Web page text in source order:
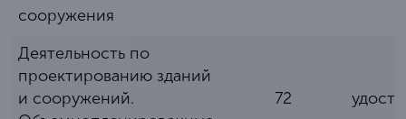
сооружения
Деятельность по
проектированию зданий
и сооружений.
72